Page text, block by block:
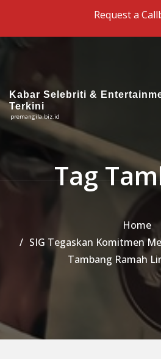
Request a
Kabar Selebriti &
Terkini
premangila.biz.id
Tag
Home
SIG Tegaskan Komitmen
Tambang Ramah